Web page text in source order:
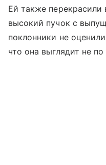
Ей также перекрасили
высокий пучок с
поклонники не
что она выглядит не по